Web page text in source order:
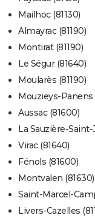
Mailhoc (81130)
Almayrac (81190)
Montirat (81190)
Le Ségur (81640)
Moularès (81190)
Mouzieys-Panens
Aussac (81600)
La Sauzière-Saint-
Virac (81640)
Fénols (81600)
Montvalen (81630)
Saint-Marcel-
Livers-Cazelles